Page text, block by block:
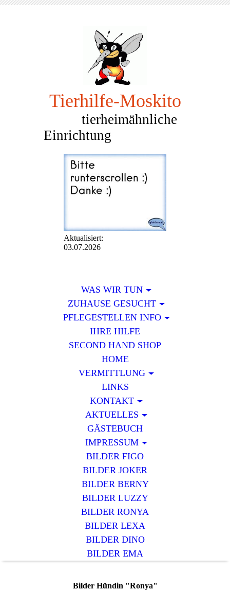
Tierhilfe-Moskito
tierheimähnliche
Einrichtung
Aktualisiert:
03.07.2026
WAS WIR TUN
ZUHAUSE GESUCHT
PFLEGESTELLEN INFO
IHRE HILFE
SECOND HAND SHOP
HOME
VERMITTLUNG
LINKS
KONTAKT
AKTUELLES
GÄSTEBUCH
IMPRESSUM
BILDER FIGO
BILDER JOKER
BILDER BERNY
BILDER LUZZY
BILDER RONYA
BILDER LEXA
BILDER DINO
BILDER EMA
Bilder Hündin "Ronya"